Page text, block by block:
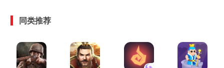
同类推荐